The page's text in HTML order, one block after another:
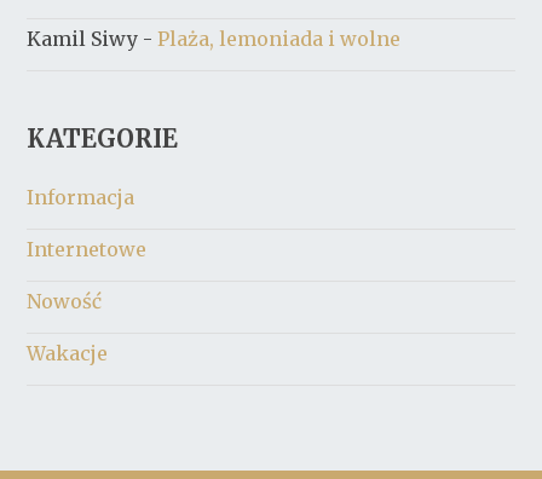
Kamil Siwy -Plaża, lemoniada i wolne
KATEGORIE
Informacja
Internetowe
Nowość
Wakacje